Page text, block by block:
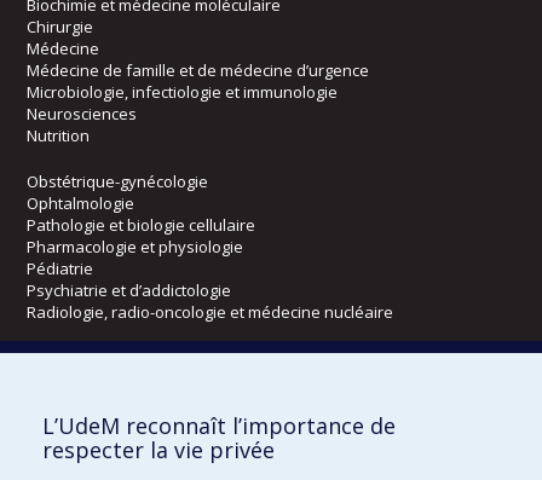
Biochimie et médecine moléculaire
Chirurgie
Médecine
Médecine de famille et de médecine d’urgence
Microbiologie, infectiologie et immunologie
Neurosciences
Nutrition
Obstétrique-gynécologie
Ophtalmologie
Pathologie et biologie cellulaire
Pharmacologie et physiologie
Pédiatrie
Psychiatrie et d’addictologie
Radiologie, radio-oncologie et médecine nucléaire
Kinésiologie et des sciences de l’activité physique
Orthophonie et audiologie
L’UdeM reconnaît l’importance de
respecter la vie privée